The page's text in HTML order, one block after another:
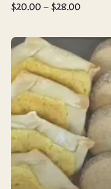
$20.00 –$28.00Price
through
$28.00